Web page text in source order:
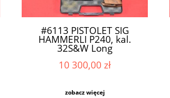
#6113 PISTOLET SIG
HAMMERLI P240, kal.
32S&W Long
10 300,00 zł
zobacz więcej